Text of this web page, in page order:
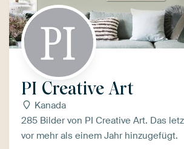
PI Creative Art
Kanada
285 Bilder von PI Creative Art. Das
vor mehr als einem Jahr hinzugefügt.